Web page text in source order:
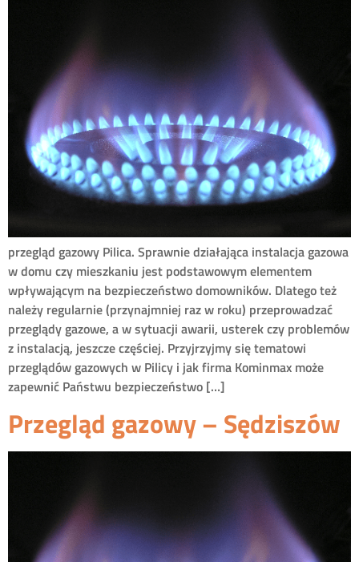
przegląd gazowy Pilica. Sprawnie działająca instalacja gazowa
w domu czy mieszkaniu jest podstawowym elementem
wpływającym na bezpieczeństwo domowników. Dlatego też
należy regularnie (przynajmniej raz w roku) przeprowadzać
przeglądy gazowe, a w sytuacji awarii, usterek czy problemów
z instalacją, jeszcze częściej. Przyjrzyjmy się tematowi
przeglądów gazowych w Pilicy i jak firma Kominmax może
zapewnić Państwu bezpieczeństwo […]
Przegląd gazowy – Sędziszów